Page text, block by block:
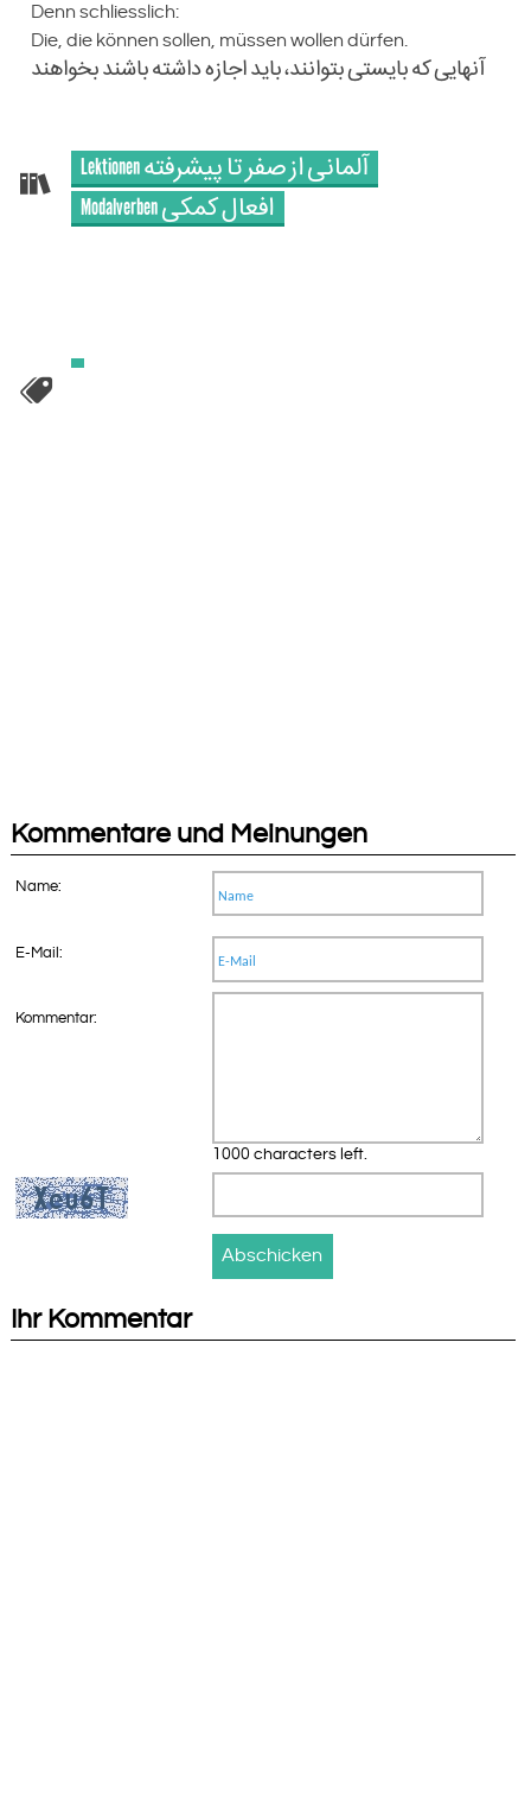
Denn schliesslich:
Die, die können sollen, müssen wollen dürfen.
آنهایی که بایستی بتوانند، باید اجازه داشته باشند بخواهند
Lektionen آلمانی‌ از صفر تا پیشرفته
Kommentare und Meinungen
Name:
E-Mail:
Kommentar:
1000 characters left.
Ihr Kommentar